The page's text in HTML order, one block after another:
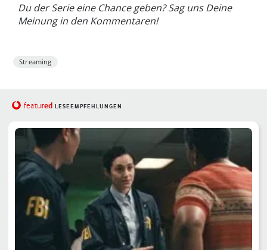
Du der Serie eine Chance geben? Sag uns Deine
Meinung in den Kommentaren!
Streaming
featured LESEEMPFEHLUNGEN